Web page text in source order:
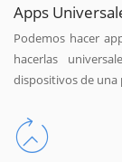
Apps
Podemos hacer
hacerlas
dispositivos de una